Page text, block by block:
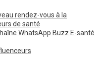
rendez-vous à la
de santé
WhatsApp Buzz E-santé